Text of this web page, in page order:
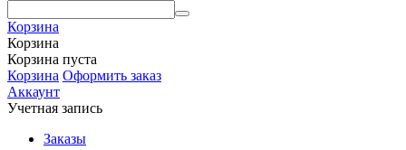
Корзина
Корзина
Корзина пуста
Корзина Оформить заказ
Аккаунт
Учетная запись
Заказы